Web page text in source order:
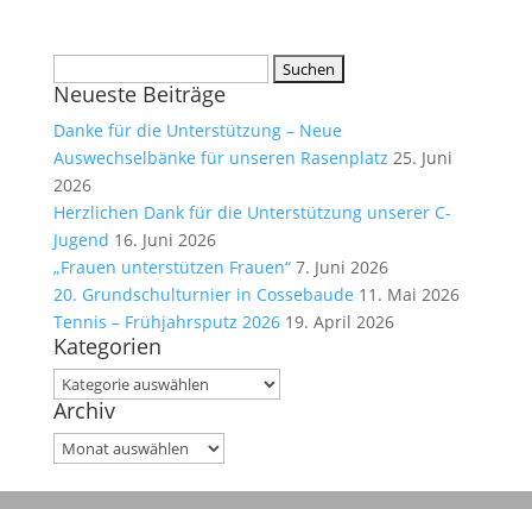
nach:
Neueste Beiträge
Danke für die Unterstützung – Neue
Auswechselbänke für unseren Rasenplatz 25. Juni
2026
Herzlichen Dank für die Unterstützung unserer C-
Jugend 16. Juni 2026
„Frauen unterstützen Frauen“ 7. Juni 2026
20. Grundschulturnier in Cossebaude 11. Mai 2026
Tennis – Frühjahrsputz 2026 19. April 2026
Kategorien
Kategorien
Archiv
Archiv